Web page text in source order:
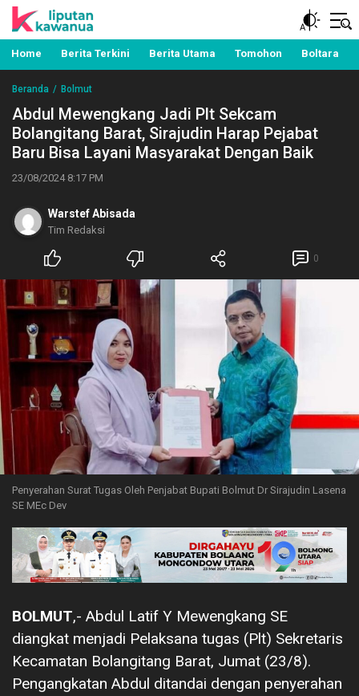
Liputan Kawanua
Berita Manado, Sulawesi Utara, Kawanua, Politik,
Pemerintahan, Hukum Kriminal dan Nasional
Home Berita Terkini Berita Utama Tomohon Boltara
Beranda Bolmut
Abdul Mewengkang Jadi Plt Sekcam
Bolangitang Barat, Sirajudin Harap Pejabat
Baru Bisa Layani Masyarakat Dengan Baik
23/08/2024 8:17 PM
Warstef Abisada
Tim Redaksi
0
Penyerahan Surat Tugas Oleh Penjabat Bupati Bolmut Dr Sirajudin Lasena
SE MEc Dev
BOLMUT,- Abdul Latif Y Mewengkang SE
diangkat menjadi Pelaksana tugas (Plt) Sekretaris
Kecamatan Bolangitang Barat, Jumat (23/8).
Pengangkatan Abdul ditandai dengan penyerahan